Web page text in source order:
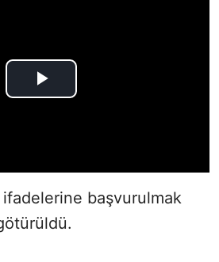
ifadelerine başvurulmak